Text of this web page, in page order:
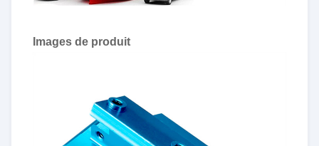
Images de produit